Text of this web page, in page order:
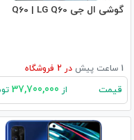
گوشی ال جی Q60 | LG Q60
1 ساعت پیش در فروشگاه
قیمت از